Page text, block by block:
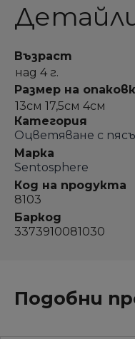
Възраст
над 4 г.
Размер на
13см 17,5см 4см
Категория
Оцветяване с
Марка
Sentosphere
Код на продукта
8103
Баркод
3373910081030
Подобни